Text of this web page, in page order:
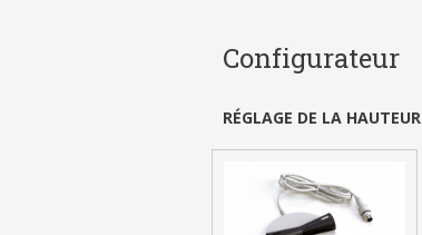
Configurateur
RÉGLAGE DE LA HAUTEUR